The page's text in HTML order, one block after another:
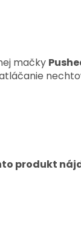
mačky
produkt